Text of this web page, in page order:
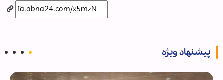
پیشنهاد ویژه